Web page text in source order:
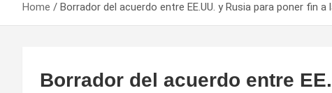
Home Borrador del acuerdo entre EE.UU. y Rusia para poner fin a
Borrador del acuerdo entre